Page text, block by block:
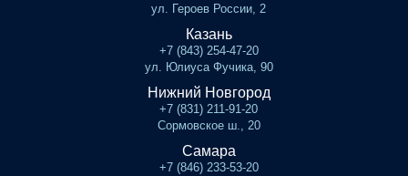
ул. Героев России, 2
Казань
+7 (843) 254-47-20
ул. Юлиуса Фучика, 90
Нижний Новгород
+7 (831) 211-91-20
Сормовское ш., 20
Самара
+7 (846) 233-53-20